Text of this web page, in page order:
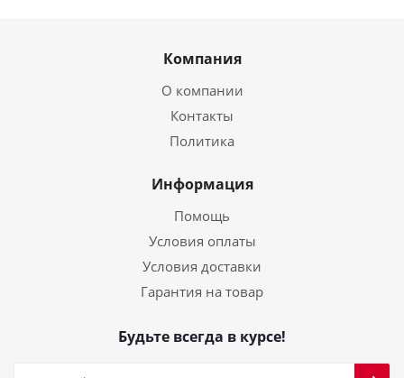
Компания
О компании
Контакты
Политика
Информация
Помощь
Условия оплаты
Условия доставки
Гарантия на товар
Будьте всегда в курсе!